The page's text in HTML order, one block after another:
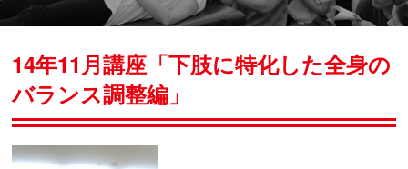
14年11月講座「下肢に特化した全身の
バランス調整編」